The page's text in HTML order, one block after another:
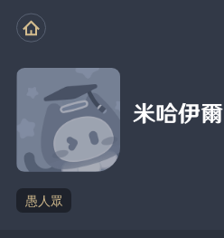
米哈伊爾
愚人眾